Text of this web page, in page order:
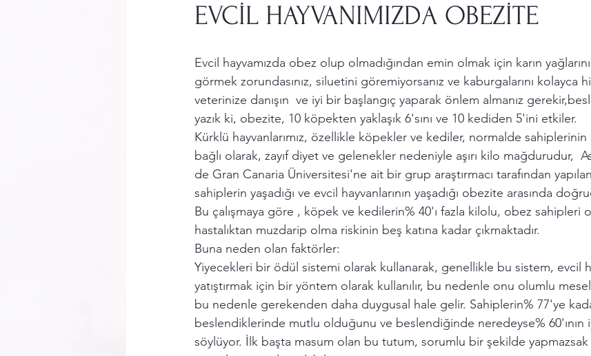
EVCİL HAYVANIMIZDA OBEZİTE
Evcil hayvamızda obez olup olmadığından emin olmak için karın
görmek zorundasınız, siluetini göremiyorsanız ve kaburgalarını kolayca
veterinize danışın  ve iyi bir başlangıç ​​yaparak önlem almanız
yazık ki, obezite, 10 köpekten yaklaşık 6'sını ve 10 kediden 5'ini etkiler.
Kürklü hayvanlarımız, özellikle köpekler ve kediler, normalde sahiplerinin
bağlı olarak, zayıf diyet ve gelenekler nedeniyle aşırı kilo mağdurudur,
de Gran Canaria Üniversitesi'ne ait bir grup araştırmacı tarafından
sahiplerin yaşadığı ve evcil hayvanlarının yaşadığı obezite arasında
Bu çalışmaya göre , köpek ve kedilerin% 40'ı fazla kilolu, obez sahipleri
hastalıktan muzdarip olma riskinin beş katına kadar çıkmaktadır.
Buna neden olan faktörler:
Yiyecekleri bir ödül sistemi olarak kullanarak, genellikle bu sistem, evcil
yatıştırmak için bir yöntem olarak kullanılır, bu nedenle onu olumlu
bu nedenle gerekenden daha duygusal hale gelir. Sahiplerin% 77'ye
beslendiklerinde mutlu olduğunu ve beslendiğinde neredeyse% 60'ının
söylüyor. İlk başta masum olan bu tutum, sorumlu bir şekilde yapmazsak